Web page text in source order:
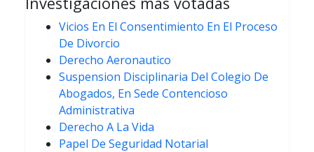
Vicios En El Consentimiento En El Proceso
De Divorcio
Derecho Aeronautico
Suspension Disciplinaria Del Colegio De
Abogados, En Sede Contencioso
Administrativa
Derecho A La Vida
Papel De Seguridad Notarial